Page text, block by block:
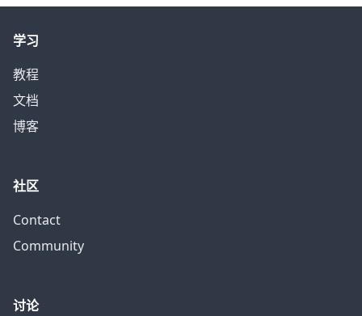
学习
教程
文档
博客
社区
Contact
Community
讨论